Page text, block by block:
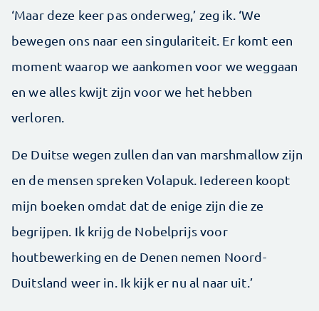
‘Maar deze keer pas onderweg,’ zeg ik. ‘We
bewegen ons naar een singulariteit. Er komt een
moment waarop we aankomen voor we weggaan
en we alles kwijt zijn voor we het hebben
verloren.
De Duitse wegen zullen dan van marshmallow zijn
en de mensen spreken Volapuk. Iedereen koopt
mijn boeken omdat dat de enige zijn die ze
begrijpen. Ik krijg de Nobelprijs voor
houtbewerking en de Denen nemen Noord-
Duitsland weer in. Ik kijk er nu al naar uit.’